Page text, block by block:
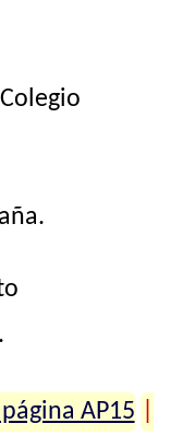
AP15